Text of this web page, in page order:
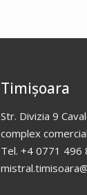
Timișoara
Str. Divizia 9
complex
Tel. +4 0771 496